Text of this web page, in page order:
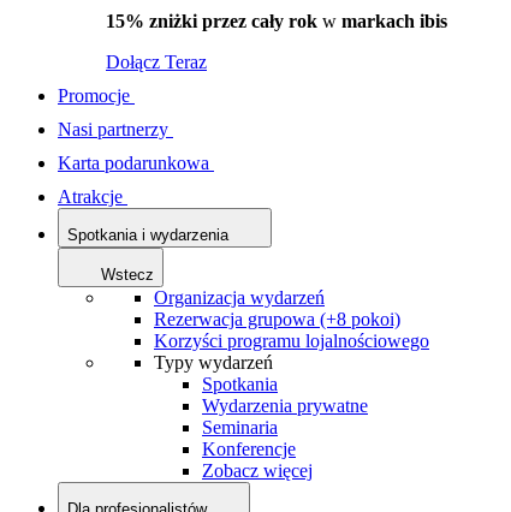
15% zniżki przez cały rok w markach ibis
Dołącz Teraz
Promocje
Nasi partnerzy
Karta podarunkowa
Atrakcje
Spotkania i wydarzenia
Wstecz
Organizacja wydarzeń
Rezerwacja grupowa (+8 pokoi)
Korzyści programu lojalnościowego
Typy wydarzeń
Spotkania
Wydarzenia prywatne
Seminaria
Konferencje
Zobacz więcej